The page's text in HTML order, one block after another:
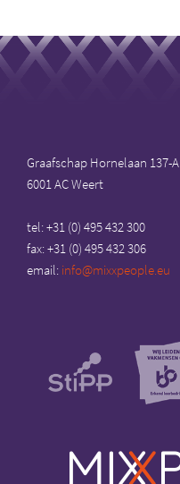
Graafschap Hornelaan 137-A
6001 AC Weert
tel: +31 (0) 495 432 300
fax: +31 (0) 495 432 306
email: info@mixxpeople.eu